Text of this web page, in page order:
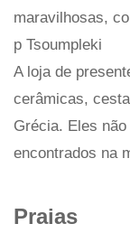
maravilhosas,
p Tsoumpleki
A loja de
cerâmicas,
Grécia. Eles
encontrados na
Praias